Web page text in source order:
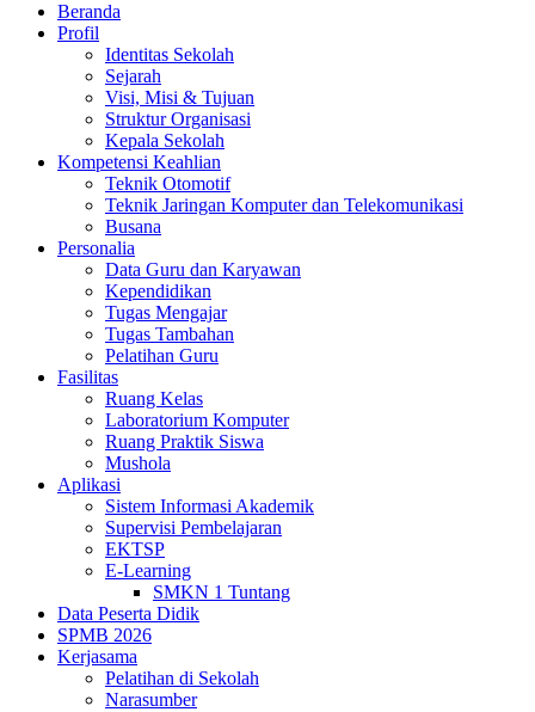
Beranda
Profil
Identitas Sekolah
Sejarah
Visi, Misi & Tujuan
Struktur Organisasi
Kepala Sekolah
Kompetensi Keahlian
Teknik Otomotif
Teknik Jaringan Komputer dan Telekomunikasi
Busana
Personalia
Data Guru dan Karyawan
Kependidikan
Tugas Mengajar
Tugas Tambahan
Pelatihan Guru
Fasilitas
Ruang Kelas
Laboratorium Komputer
Ruang Praktik Siswa
Mushola
Aplikasi
Sistem Informasi Akademik
Supervisi Pembelajaran
EKTSP
E-Learning
SMKN 1 Tuntang
Data Peserta Didik
SPMB 2026
Kerjasama
Pelatihan di Sekolah
Narasumber